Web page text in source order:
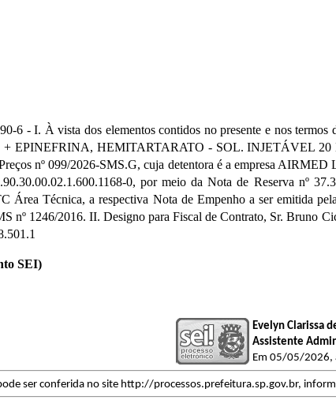
6 - I. À vista dos elementos contidos no presente e nos
EPINEFRINA, HEMITARTARATO - SOL. INJETÁVEL
nº 099/2026-SMS.G, cuja detentora é a empresa
0, por meio da Nota de Reserva nº
Área Técnica, a respectiva Nota de Empenho a ser emitida
nº 1246/2016. II. Designo para Fiscal de Contrato, Sr. Bruno
SEI)
Evelyn Clarissa
Assistente
Em 05/05/2026,
ser conferida no site http://processos.prefeitura.sp.gov.br,